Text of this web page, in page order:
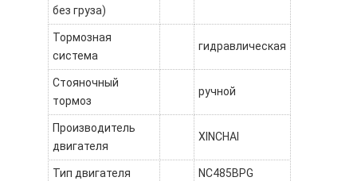
без груза)
Тормозная
система
гидравлическая
Стояночный
тормоз
ручной
Производитель
двигателя
XINCHAI
Тип двигателя NC485BPG